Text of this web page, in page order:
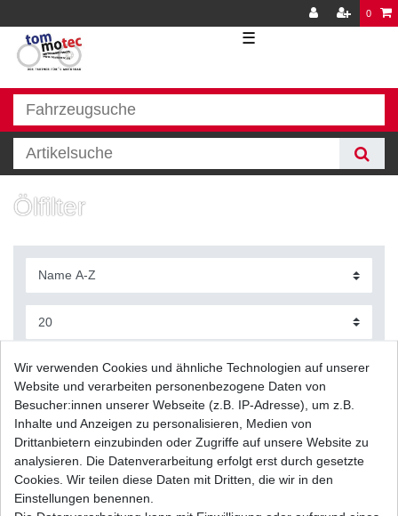
0
☰
Ölfilter
Ölfilter Hiflo HF 171 CRC HF171CRC Chrom
Racing Harley Davidson Buell
UVP 18,54 € 12,00 € *
1 Stück
Wir verwenden Cookies und ähnliche Technologien auf unserer
Website und verarbeiten personenbezogene Daten von
Besucher:innen unserer Webseite (z.B. IP-Adresse), um z.B.
Inhalte und Anzeigen zu personalisieren, Medien von
Drittanbietern einzubinden oder Zugriffe auf unsere Website zu
analysieren. Die Datenverarbeitung erfolgt erst durch gesetzte
Cookies. Wir teilen diese Daten mit Dritten, die wir in den
Einstellungen benennen.